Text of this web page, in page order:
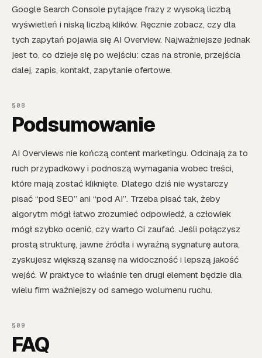
Google Search Console pytające frazy z wysoką liczbą
wyświetleń i niską liczbą klików. Ręcznie zobacz, czy dla
tych zapytań pojawia się AI Overview. Najważniejsze jednak
jest to, co dzieje się po wejściu: czas na stronie, przejścia
dalej, zapis, kontakt, zapytanie ofertowe.
Podsumowanie
AI Overviews nie kończą content marketingu. Odcinają za to
ruch przypadkowy i podnoszą wymagania wobec treści,
które mają zostać kliknięte. Dlatego dziś nie wystarczy
pisać “pod SEO” ani “pod AI”. Trzeba pisać tak, żeby
algorytm mógł łatwo zrozumieć odpowiedź, a człowiek
mógł szybko ocenić, czy warto Ci zaufać. Jeśli połączysz
prostą strukturę, jawne źródła i wyraźną sygnaturę autora,
zyskujesz większą szansę na widoczność i lepszą jakość
wejść. W praktyce to właśnie ten drugi element będzie dla
wielu firm ważniejszy od samego wolumenu ruchu.
FAQ